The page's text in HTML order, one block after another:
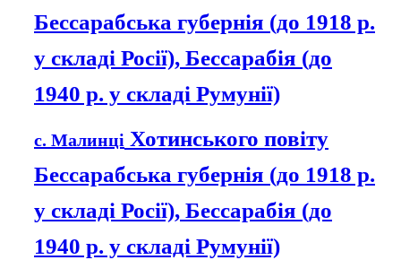
Бессарабська губернія (до 1918 р.
у складі Росії), Бессарабія (до
1940 р. у складі Румунії)
с. Малинці Хотинського повіту
Бессарабська губернія (до 1918 р.
у складі Росії), Бессарабія (до
1940 р. у складі Румунії)